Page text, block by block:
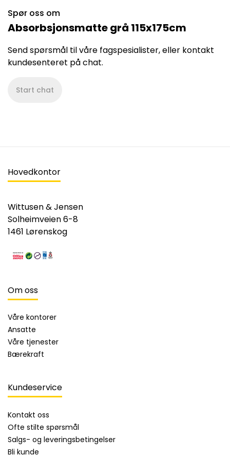
Spør oss om
Absorbsjonsmatte grå 115x175cm
Send spørsmål til våre fagspesialister, eller kontakt
kundesenteret på chat.
Start chat
Hovedkontor
Wittusen & Jensen
Solheimveien 6-8
1461 Lørenskog
Om oss
Våre kontorer
Ansatte
Våre tjenester
Bærekraft
Kundeservice
Kontakt oss
Ofte stilte spørsmål
Salgs- og leveringsbetingelser
Bli kunde